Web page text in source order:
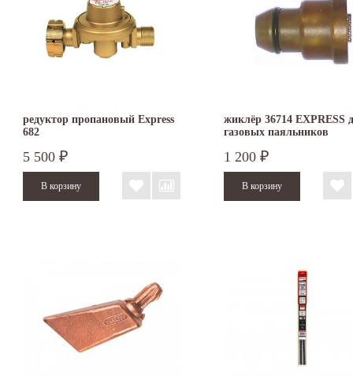
редуктор пропановый Express
682
5 500 ₽
жиклёр 36714 EXPRESS
газовых паяльников
1 200 ₽